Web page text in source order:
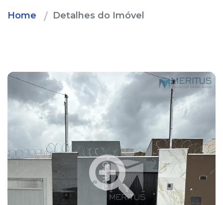
Home Detalhes do Imóvel